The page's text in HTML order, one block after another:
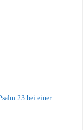
23 bei einer